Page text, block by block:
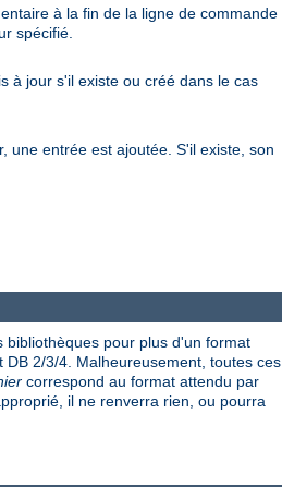
à la fin de la ligne de commande
spécifié.
à jour s'il existe ou créé dans le cas
une entrée est ajoutée. S'il existe, son
bibliothèques pour plus d'un format
2/3/4. Malheureusement, toutes ces
correspond au format attendu par
il ne renverra rien, ou pourra